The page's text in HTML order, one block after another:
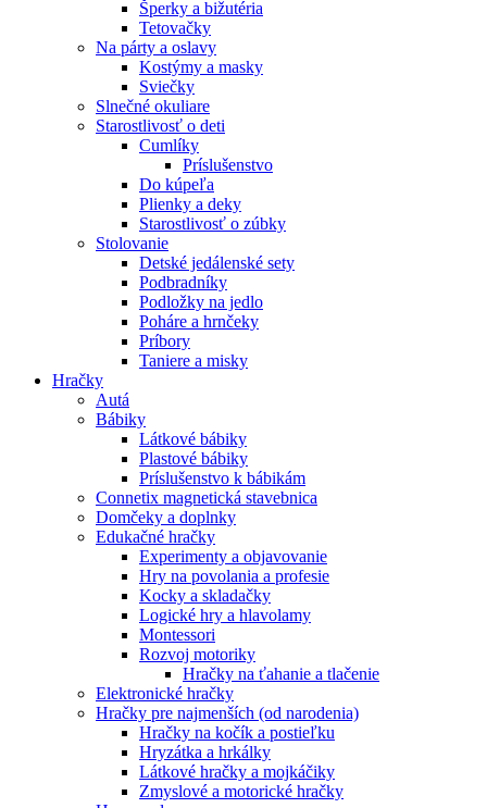
Šperky a bižutéria
Tetovačky
Na párty a oslavy
Kostýmy a masky
Sviečky
Slnečné okuliare
Starostlivosť o deti
Cumlíky
Príslušenstvo
Do kúpeľa
Plienky a deky
Starostlivosť o zúbky
Stolovanie
Detské jedálenské sety
Podbradníky
Podložky na jedlo
Poháre a hrnčeky
Príbory
Taniere a misky
Hračky
Autá
Bábiky
Látkové bábiky
Plastové bábiky
Príslušenstvo k bábikám
Connetix magnetická stavebnica
Domčeky a doplnky
Edukačné hračky
Experimenty a objavovanie
Hry na povolania a profesie
Kocky a skladačky
Logické hry a hlavolamy
Montessori
Rozvoj motoriky
Hračky na ťahanie a tlačenie
Elektronické hračky
Hračky pre najmenších (od narodenia)
Hračky na kočík a postieľku
Hryzátka a hrkálky
Látkové hračky a mojkáčiky
Zmyslové a motorické hračky